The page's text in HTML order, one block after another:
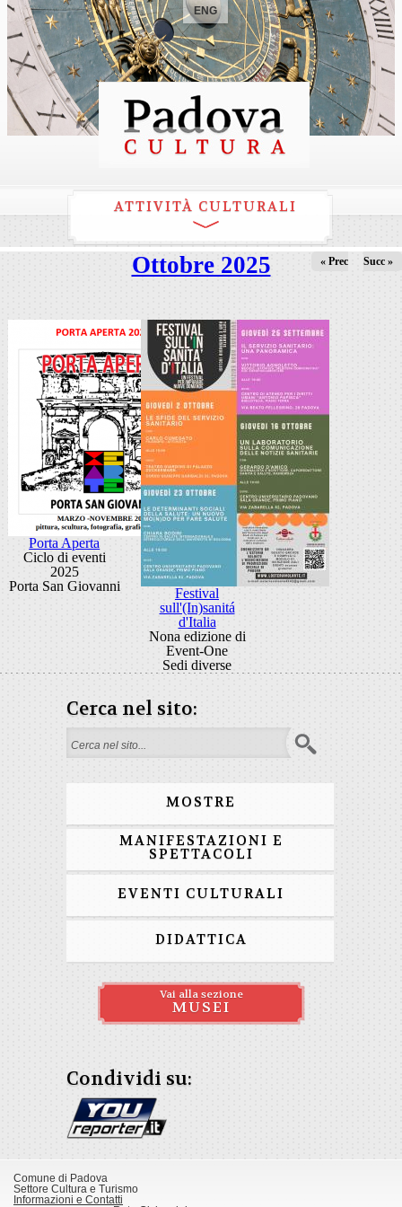
ENG
ATTIVITÀ CULTURALI
Ottobre 2025 « Prec Succ »
Porta Aperta
Ciclo di eventi
2025
Porta San Giovanni
Festival
sull'(In)sanitá
d'Italia
Nona edizione di
Event-One
Sedi diverse
Cerca nel sito:
Form di ricerca
MOSTRE
MANIFESTAZIONI E
SPETTACOLI
EVENTI CULTURALI
DIDATTICA
Vai alla sezione
MUSEI
Condividi su:
Comune di Padova
Settore Cultura e Turismo
Informazioni e Contatti